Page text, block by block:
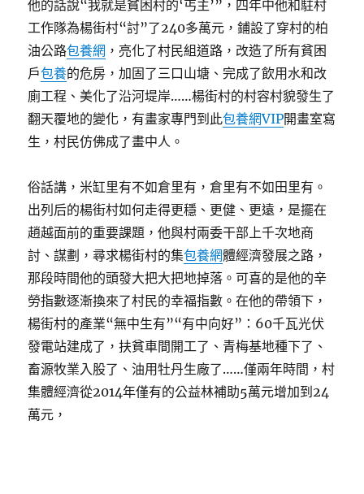
他的話說“我就是貧困村的‘丐主’”，四年中他和駐村
工作隊為楊街村“討”了240多萬元，鋪設了穿村的柏
油公路包養網 ，亮化了村民組道路，改造了所有貧困
戶包養的危房，加固了三口山塘、完成了飲用水和改
廁工程、美化了沿河堤岸……楊街村的村容村貌發生了
翻天覆地的變化，有畫家專門到此包養網VIP開畫室寫
生，村民仿佛成了畫中人。
俗話講，米缸里有不如倉里有，倉里有不如田里有。
出列后的楊街村如何走得更穩、更健、更遠，是擺在
趙越面前的重要課題，他與村兩委干部上千次地商
討、謀劃，尋求楊街村的集包養網體經濟發展之路，
那段時間他的頭發大把大把地掉落。可喜的是他的辛
勞指數逐漸換來了村民的幸福指數。在他的帶領下，
楊街村的產業“無中生有”“有中向好”：60千瓦光伏
發電站建成了，扶貧車間開工了、青梅基地種下了、
畜源牧業入股了、油用牡丹生廠了……僅兩年時間，村
集體經濟從2014年僅有的公益林補助5萬元增加到24
萬元，